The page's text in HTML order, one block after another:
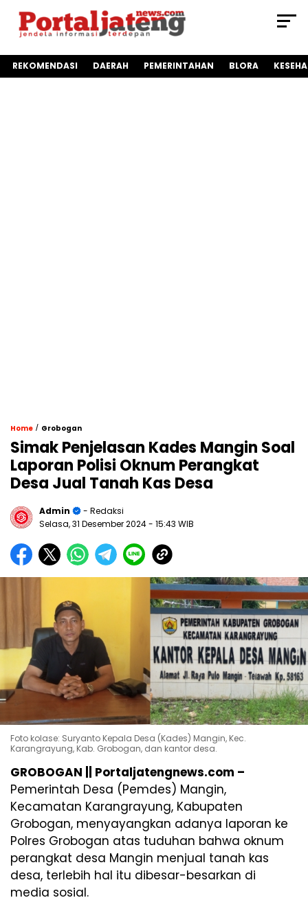
REKOMENDASI DAERAH PEMERINTAHAN BLORA
Home / Grobogan
Simak Penjelasan Kades Mangin Soal
Laporan Polisi Oknum Perangkat
Desa Jual Tanah Kas Desa
Admin
- Redaksi
Selasa, 31 Desember 2024- 15:43 WIB
Foto kolase: Suryanto Kepala Desa (Kades) Mangin, Kec.
Karangrayung, Kab. Grobogan, dan kantor desa.
GROBOGAN || Portaljatengnews.com –
Pemerintah Desa (Pemdes) Mangin,
Kecamatan Karangrayung, Kabupaten
Grobogan, menyayangkan adanya laporan ke
Polres Grobogan atas tuduhan bahwa oknum
perangkat desa Mangin menjual tanah kas
desa, terlebih hal itu dibesar-besarkan di
media sosial.